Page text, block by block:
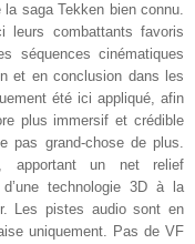
saga Tekken bien connu.
leurs combattants favoris
séquences cinématiques
et en conclusion dans les
été ici appliqué, afin
plus immersif et crédible
pas grand-chose de plus.
apportant un net relief
technologie 3D à la
Les pistes audio sont en
uniquement. Pas de VF